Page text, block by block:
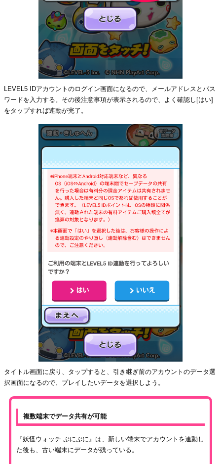
LEVEL5 IDアカウントのログイン画面になるので、メールアドレスとパス
ワードを入力する。その後注意事項が表示されるので、よく確認し[はい]
をタップすれば連動が完了。
タイトル画面に戻り、タップすると、引き継ぎ前のアカウントのデータ選
択画面になるので、プレイしたいデータを選択しよう。
複数端末でデータ共有が可能
『妖怪ウォッチ ぷにぷに』は、新しい端末でアカウントを連動し
た後も、古い端末にデータが残っている。